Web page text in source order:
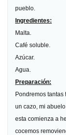
pueblo.
Ingredientes:
Malta.
Café soluble.
Azúcar.
Agua.
Preparación:
Pondremos tantas
un cazo, mi
esta comienza a
cocemos